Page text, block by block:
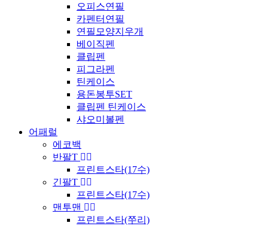
오피스연필
카펜터연필
연필모양지우개
베이직펜
클립펜
피그라펜
틴케이스
용돈봉투SET
클립펜 틴케이스
샤오미볼펜
어패럴
에코백
반팔T
프린트스타(17수)
긴팔T
프린트스타(17수)
맨투맨
프린트스타(쭈리)